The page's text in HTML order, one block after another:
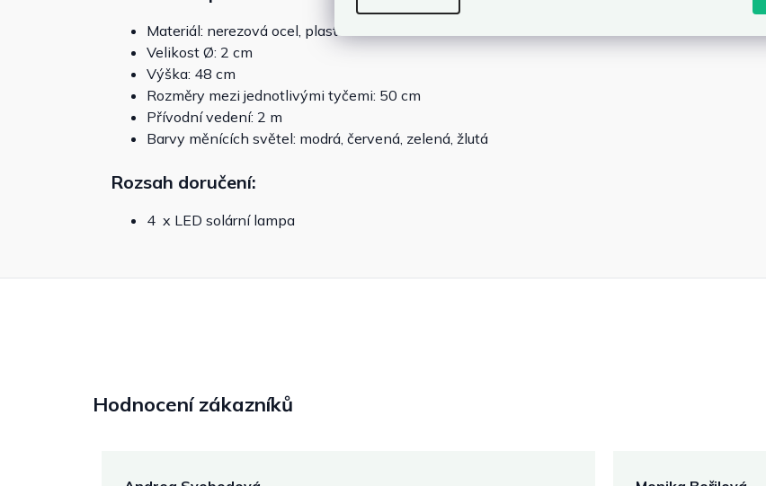
Materiál: nerezová ocel, plast
Velikost Ø: 2 cm
Výška: 48 cm
Rozměry mezi jednotlivými tyčemi: 50 cm
Přívodní vedení: 2 m
Barvy měnících světel: modrá, červená, zelená, žlutá
Rozsah doručení:
4 x LED solární lampa
Hodnocení zákazníků